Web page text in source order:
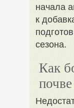
начала
к
сезона.
Как